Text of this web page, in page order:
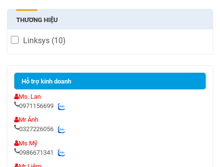
THƯƠNG HIỆU
Linksys (10)
Hỗ trợ kinh doanh
Ms. Lan
0971156699
Mr Ánh
0327226056
Ms Mỹ
0986671341